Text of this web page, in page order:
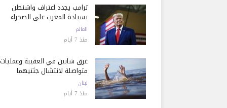
ترامب يجدد اعتراف واشنطن
بسيادة المغرب على الصحراء
العالم
منذ 7 أيام
غرق شابين في العقيبة وعمليات
متواصلة لانتشال جثتيهما
لبنان
منذ 7 أيام